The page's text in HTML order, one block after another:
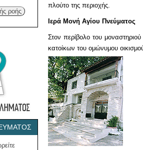
ροής
πλούτο της περιοχής.
Ιερά Μονή Αγίου Πνεύματος
Στον περίβολο του
κατοίκων του ομώνυμου